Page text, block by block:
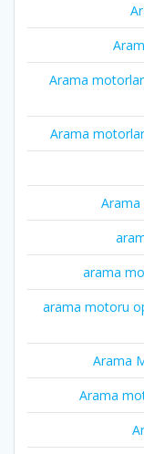
Arama
Arama
arama
arama motoru
Arama
Arama